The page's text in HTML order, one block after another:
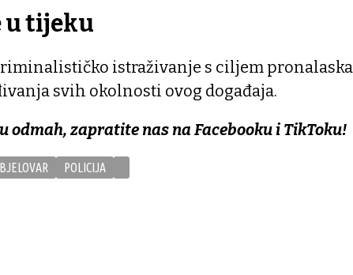
u tijeku
istraživanje s ciljem pronalaska
svih okolnosti ovog događaja.
odmah, zapratite nas na Facebooku i TikToku!
BJELOVAR POLICIJA